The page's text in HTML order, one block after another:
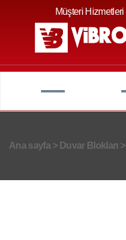
Müşteri Hizmetleri
Ana sayfa > Duvar Blokları >